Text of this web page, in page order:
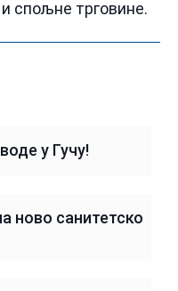
спољне трговине.
у Гучу!
ново санитетско